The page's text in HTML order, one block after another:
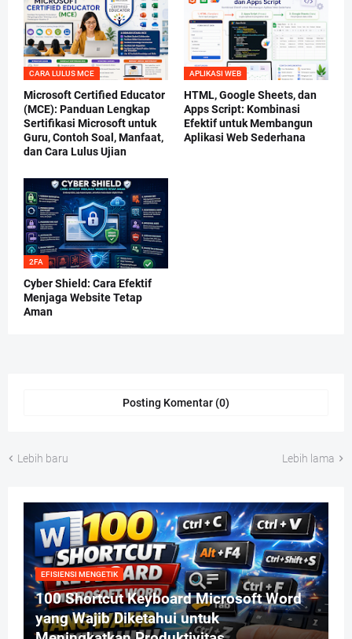
CARA LULUS MCE
Microsoft Certified Educator
(MCE): Panduan Lengkap
Sertifikasi Microsoft untuk
Guru, Contoh Soal, Manfaat,
dan Cara Lulus Ujian
APLIKASI WEB
HTML, Google Sheets, dan
Apps Script: Kombinasi
Efektif untuk Membangun
Aplikasi Web Sederhana
2FA
Cyber Shield: Cara Efektif
Menjaga Website Tetap
Aman
Posting Komentar (0)
Lebih baru Lebih lama
EFISIENSI MENGETIK
100 Shortcut Keyboard Microsoft Word
yang Wajib Diketahui untuk